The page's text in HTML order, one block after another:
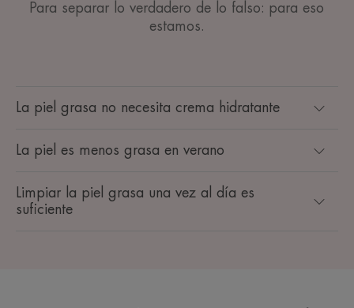
Para separar lo verdadero de lo falso: para eso
estamos.
La piel grasa no necesita crema hidratante
La piel es menos grasa en verano
Limpiar la piel grasa una vez al día es
suficiente